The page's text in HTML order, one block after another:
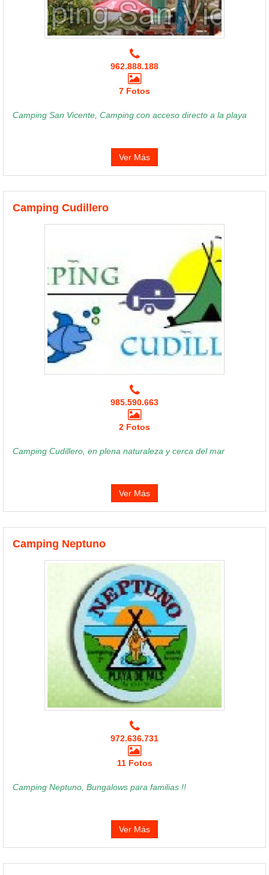
962.888.188
7 Fotos
Camping San Vicente, Camping con acceso directo a la playa
Ver Más
Camping Cudillero
985.590.663
2 Fotos
Camping Cudillero, en plena naturaleza y cerca del mar
Ver Más
Camping Neptuno
972.636.731
11 Fotos
Camping Neptuno, Bungalows para familias !!
Ver Más